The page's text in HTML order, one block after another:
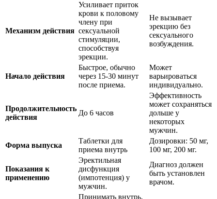
Механизм действия
Усиливает приток
крови к половому
члену при
сексуальной
стимуляции,
способствуя
эрекции.
Не вызывает
эрекцию без
сексуального
возбуждения.
Начало действия
Быстрое, обычно
через 15-30 минут
после приема.
Может
варьироваться
индивидуально.
Продолжительность
действия
До 6 часов
Эффективность
может сохраняться
дольше у
некоторых
мужчин.
Форма выпуска
Таблетки для
приема внутрь
Дозировки: 50 мг,
100 мг, 200 мг.
Показания к
применению
Эректильная
дисфункция
(импотенция) у
мужчин.
Диагноз должен
быть установлен
врачом.
Принимать внутрь,